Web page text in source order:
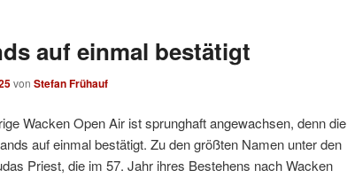
auf einmal bestätigt
von Stefan Frühauf
Wacken Open Air ist sprunghaft angewachsen, denn die
auf einmal bestätigt. Zu den größten Namen unter den
Priest, die im 57. Jahr ihres Bestehens nach Wacken